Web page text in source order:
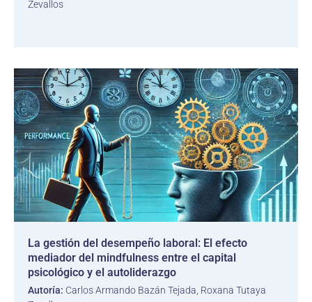
Zevallos
La gestión del desempeño laboral: El efecto
mediador del mindfulness entre el capital
psicológico y el autoliderazgo
Autoría: Carlos Armando Bazán Tejada, Roxana Tutaya